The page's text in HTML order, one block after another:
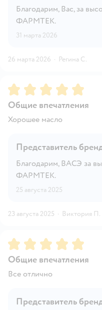
Благодарим, Вас, за
ФАРМТЕК.
31 марта 2026
26 марта 2026 · Регина С.
Рейтинг:5
Общие впечатления
Хорошее масло
Представитель
Благодарим, ВАСЭ за
ФАРМТЕК.
25 августа 2025
23 августа 2025 · Виктория П.
Рейтинг:5
Общие впечатления
Все отлично
Представитель